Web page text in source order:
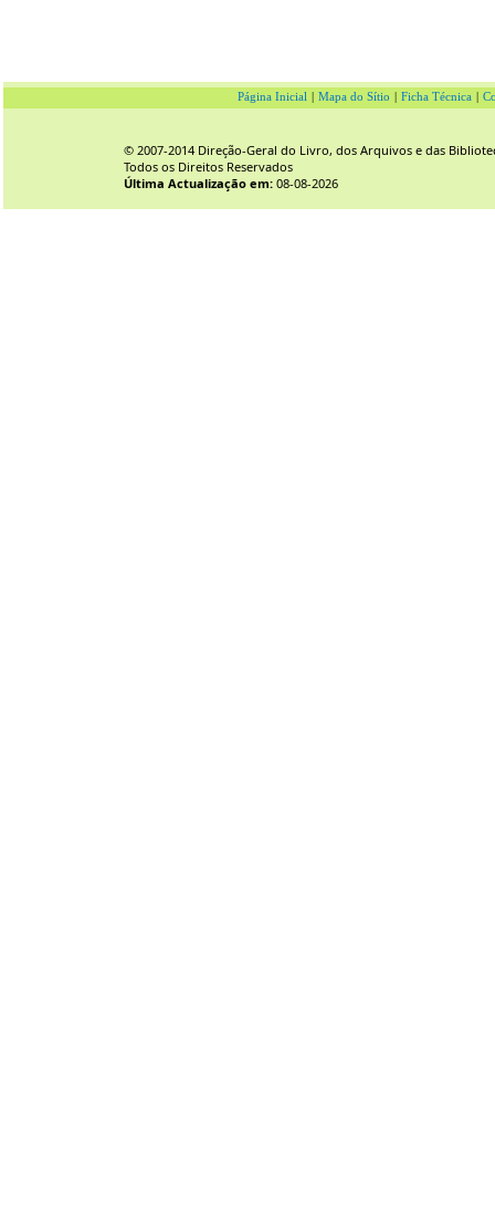
Página Inicial Mapa do Sítio Ficha Técnica
© 2007-2014 Direção-Geral do Livro, dos Arquivos e das
Todos os Direitos Reservados
Última Actualização em: 08-08-2026